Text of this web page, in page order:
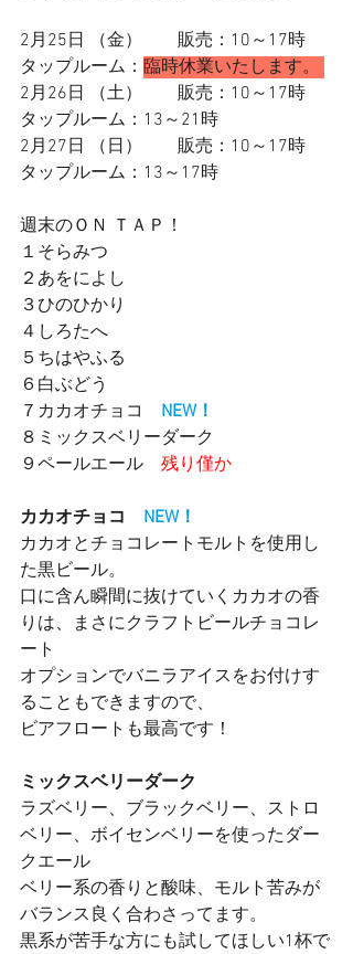
2月25日 （金）　　販売：10～17時
タップルーム： 臨時休業いたします。
2月26日 （土）  　  販売：10～17時
タップルーム：13～ 21時
2月27日 （日） 　   販売：10～17時
タップルーム：13～17時
週末のＯＮ ＴＡＰ！
１そらみつ
２あをによし
３ひのひかり
４しろたへ
５ちはやふる
６白ぶどう
７カカオチョコ NEW！
８ミックスベリーダーク
９ペールエール 残り僅か
カカオチョコ NEW！
カカオとチョコレートモルトを使用し
た黒ビール。
口に含ん瞬間に抜けていくカカオの香
りは、まさにクラフトビールチョコレ
ート
オプションでバニラアイスをお付けす
ることもできますので、
ビアフロートも最高です！
ミックスベリーダーク
ラズベリー、ブラックベリー、ストロ
ベリー、ボイセンベリーを使ったダー
クエール
ベリー系の香りと酸味、モルト苦みが
バランス良く合わさってます。
黒系が苦手な方にも試してほしい1杯で